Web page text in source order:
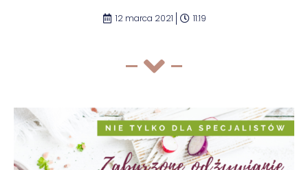
12 marca 2021 11:19